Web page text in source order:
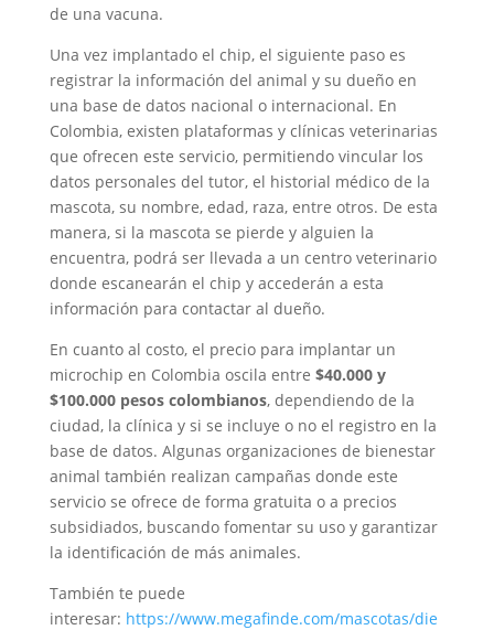
de una vacuna.
Una vez implantado el chip, el siguiente paso es
registrar la información del animal y su dueño en
una base de datos nacional o internacional. En
Colombia, existen plataformas y clínicas veterinarias
que ofrecen este servicio, permitiendo vincular los
datos personales del tutor, el historial médico de la
mascota, su nombre, edad, raza, entre otros. De esta
manera, si la mascota se pierde y alguien la
encuentra, podrá ser llevada a un centro veterinario
donde escanearán el chip y accederán a esta
información para contactar al dueño.
En cuanto al costo, el precio para implantar un
microchip en Colombia oscila entre $40.000 y
$100.000 pesos colombianos, dependiendo de la
ciudad, la clínica y si se incluye o no el registro en la
base de datos. Algunas organizaciones de bienestar
animal también realizan campañas donde este
servicio se ofrece de forma gratuita o a precios
subsidiados, buscando fomentar su uso y garantizar
la identificación de más animales.
También te puede
interesar: https://www.megafinde.com/mascotas/die